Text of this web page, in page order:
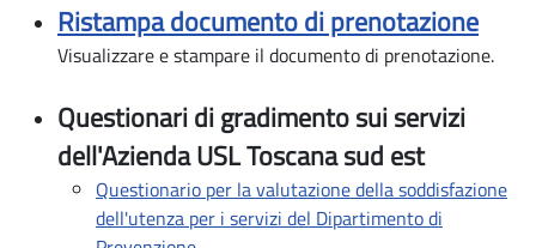
Ristampa documento di prenotazione
Visualizzare e stampare il documento di prenotazione.
Questionari di gradimento sui servizi
dell'Azienda USL Toscana sud est
Questionario per la valutazione della soddisfazione
dell'utenza per i servizi del Dipartimento di